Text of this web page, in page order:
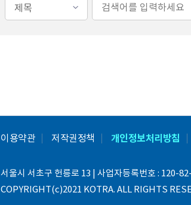
이용약관 저작권정책 개인정보처리방침
서울시 서초구 헌릉로 13 | 사업자등록번호 : 120-
COPYRIGHT(c)2021 KOTRA. ALL RIGHTS